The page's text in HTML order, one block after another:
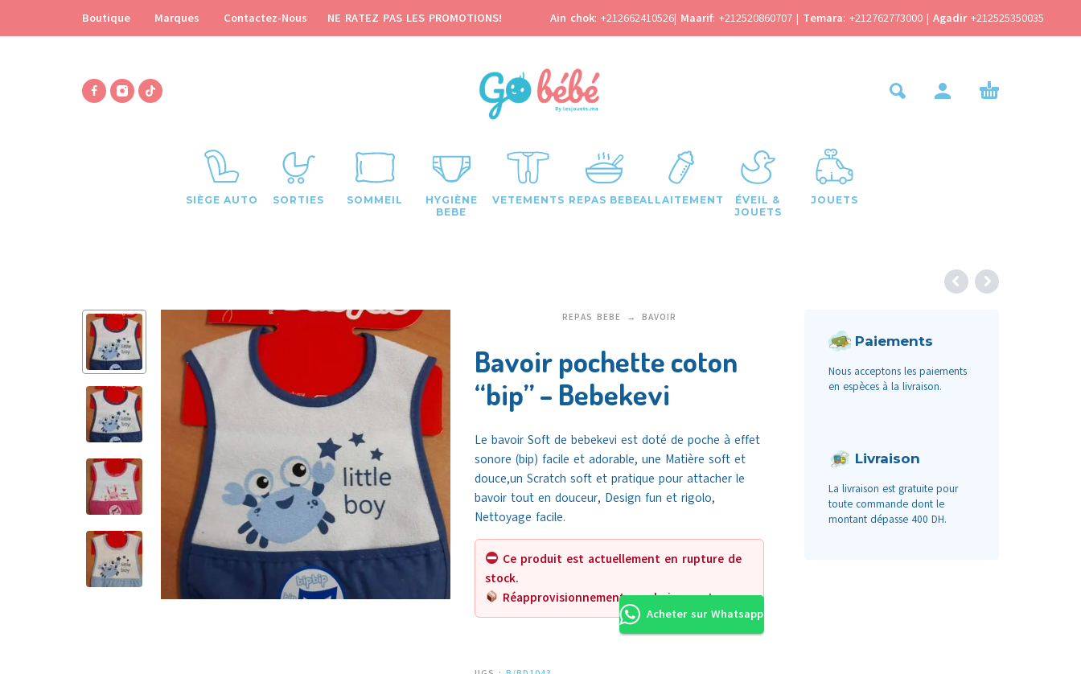
Boutique Marques Contactez-Nous NE RATEZ PAS LES PROMOTIONS! Ain chok: +212662410526| Maarif: +212520860707 | Temara: +212762773000 | Agadir +212525350035
SIÈGE AUTO SORTIES SOMMEIL
HYGIÈNE
BEBE
VETEMENTS REPAS BEBEALLAITEMENT
ÉVEIL &
JOUETS
JOUETS
REPAS BEBE BAVOIR
Bavoir pochette coton
“bip” – Bebekevi
Le bavoir Soft de bebekevi est doté de poche à effet
sonore (bip) facile et adorable, une Matière soft et
douce,un Scratch soft et pratique pour attacher le
bavoir tout en douceur, Design fun et rigolo,
Nettoyage facile.
Ce produit est actuellement en rupture de
stock.
Réapprovisionnement prochainement.
Acheter sur Whatsapp
Paiements
Nous acceptons les paiements
en espèces à la livraison.
Livraison
La livraison est gratuite pour
toute commande dont le
montant dépasse 400 DH.